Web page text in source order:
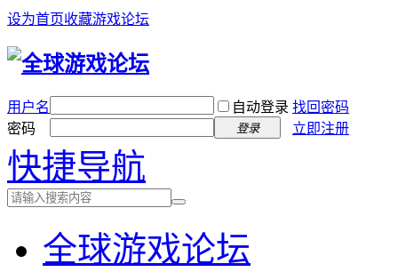
设为首页收藏游戏论坛
用户名 自动登录 找回密码
密码
登录 立即注册
快捷导航
全球游戏论坛